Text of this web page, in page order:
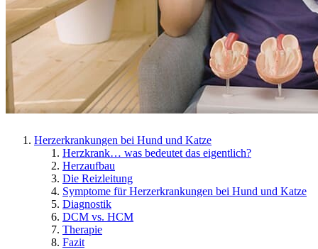
Herzerkrankungen bei Hund und Katze
Herzkrank… was bedeutet das eigentlich?
Herzaufbau
Die Reizleitung
Symptome für Herzerkrankungen bei Hund und Katze
Diagnostik
DCM vs. HCM
Therapie
Fazit